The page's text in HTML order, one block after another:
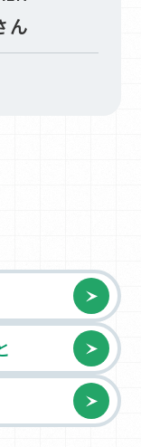
ん